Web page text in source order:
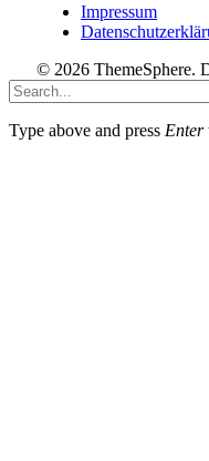
Impressum
© 2026 ThemeSphere.
Type above and press Enter